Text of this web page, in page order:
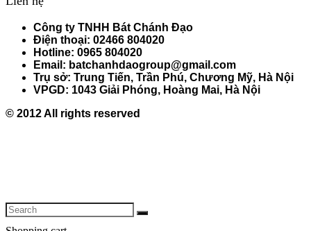
Công ty TNHH Bát Chánh Đạo
Điện thoại: 02466 804020
Hotline: 0965 804020
Email: batchanhdaogroup@gmail.com
Trụ sở: Trung Tiến, Trần Phú, Chương Mỹ, Hà Nội
VPGD: 1043 Giải Phóng, Hoàng Mai, Hà Nội
© 2012 All rights reserved